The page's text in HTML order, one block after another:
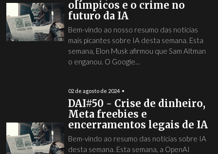
olímpicos e o crime no
futuro da IA
Bem-vindo ao nosso resumo das notícias
mais picantes sobre IA desta semana. Esta
semana, Elon Musk afirmou que Sam Altman
o enganou. O Google...
02 de agosto de 2024
DAI#50 - Crise de dinheiro,
Meta freebies e
encerramentos legais de IA
Bem-vindo ao resumo das notícias sobre IA
desta semana. Esta semana, a OpenAI